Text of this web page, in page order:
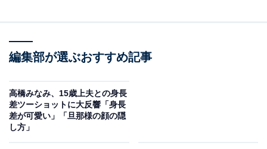
編集部が選ぶおすすめ記事
高橋みなみ、15歳上夫との身長
差ツーショットに大反響「身長
差が可愛い」「旦那様の顔の隠
し方」